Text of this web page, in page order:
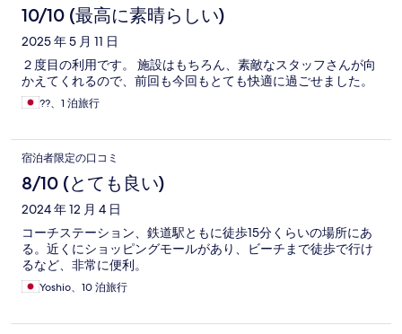
コ
ミ
10/10 (最高に素晴らしい)
2025 年 5 月 11 日
２度目の利用です。 施設はもちろん、素敵なスタッフさんが向
かえてくれるので、前回も今回もとても快適に過ごせました。
??、1 泊旅行
宿泊者限定の口コミ
8/10 (とても良い)
2024 年 12 月 4 日
コーチステーション、鉄道駅ともに徒歩15分くらいの場所にあ
る。近くにショッピングモールがあり、ビーチまで徒歩で行け
るなど、非常に便利。
Yoshio、10 泊旅行